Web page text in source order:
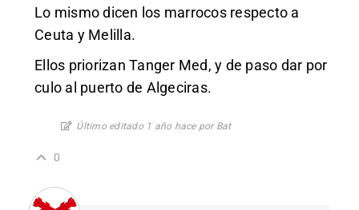
Lo mismo dicen los marrocos respecto a
Ceuta y Melilla.
Ellos priorizan Tanger Med, y de paso dar por
culo al puerto de Algeciras.
Último editado 1 año hace por Bat
0